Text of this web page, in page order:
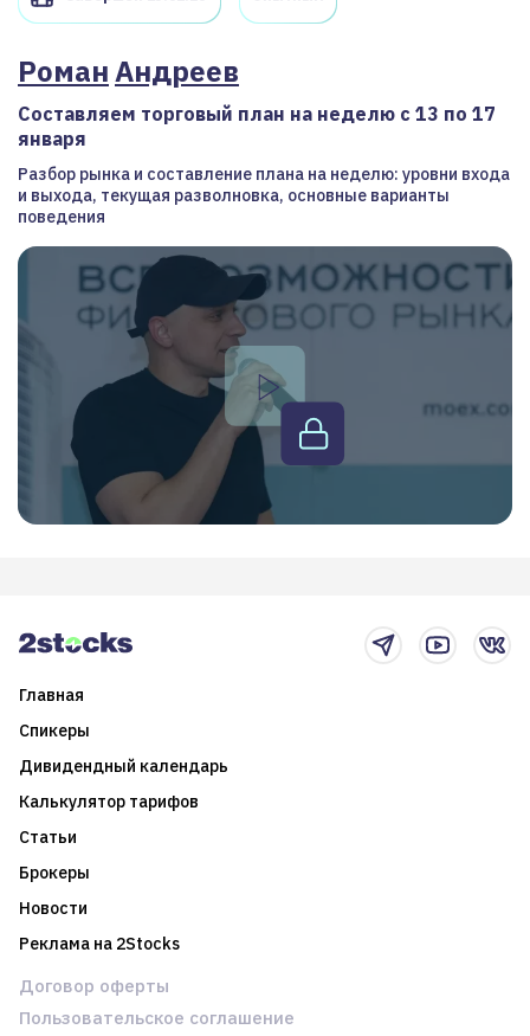
РоманАндреев
Составляем торговый план на неделю с 13 по 17
января
Разбор рынка и составление плана на неделю: уровни входа
и выхода, текущая разволновка, основные варианты
поведения
Главная
Спикеры
Дивидендный календарь
Калькулятор тарифов
Статьи
Брокеры
Новости
Реклама на 2Stocks
Договор оферты
Пользовательское соглашение